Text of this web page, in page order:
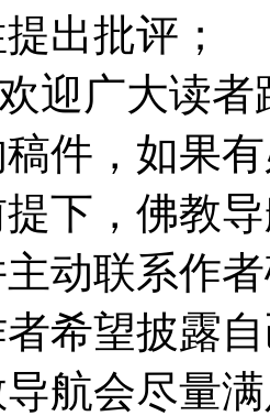
出批评；
迎广大读
件，如果
下，佛教
动联系作
希望披露
航会尽量